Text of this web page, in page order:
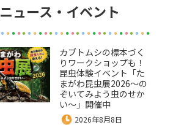
ニュース・イベント
カブトムシの標本づく
りワークショップも！
昆虫体験イベント「た
まがわ昆虫展2026～の
ぞいてみよう虫のせか
い～」開催中
2026年8月8日